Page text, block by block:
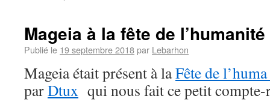
Mageia à la fête de
Publié le 19 septembre 2018par Lebarhon
Mageia était présent à laFête de
parDtux qui nous fait ce petit